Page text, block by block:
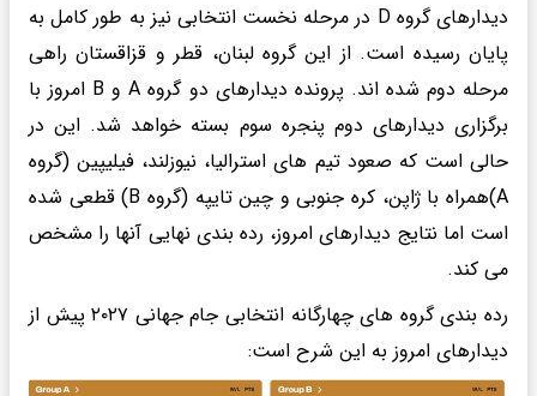
دیدارهای گروه D در مرحله نخست انتخابی نیز به طور کامل به
پایان رسیده است. از این گروه لبنان، قطر و قزاقستان راهی
مرحله دوم شده اند. پرونده دیدارهای دو گروه A و B امروز با
برگزاری دیدارهای دوم پنجره سوم بسته خواهد شد. این در
حالی است که صعود تیم های استرالیا، نیوزلند، فیلیپین (گروه
A)همراه با ژاپن، کره جنوبی و چین تایپه (گروه B) قطعی شده
است اما نتایج دیدارهای امروز، رده بندی نهایی آنها را مشخص
می کند.
رده بندی گروه های چهارگانه انتخابی جام جهانی ۲۰۲۷ پیش از
دیدارهای امروز به این شرح است: